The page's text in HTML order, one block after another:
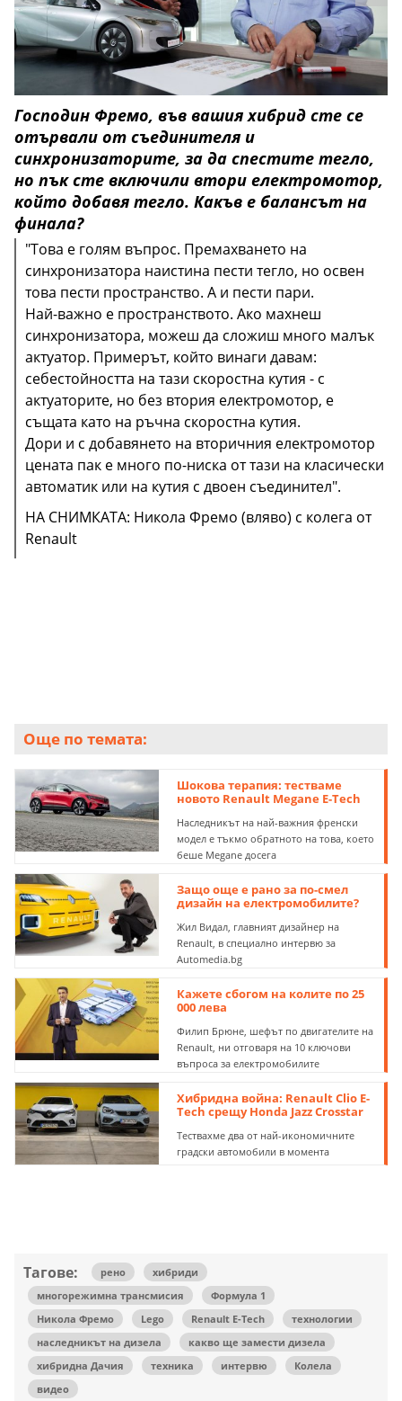
Господин Фремо, във вашия хибрид сте се
отървали от съединителя и
синхронизаторите, за да спестите тегло,
но пък сте включили втори електромотор,
който добавя тегло. Какъв е балансът на
финала?
"Това е голям въпрос. Премахването на
синхронизатора наистина пести тегло, но освен
това пести пространство. А и пести пари.
Най-важно е пространството. Ако махнеш
синхронизатора, можеш да сложиш много малък
актуатор. Примерът, който винаги давам:
себестойността на тази скоростна кутия - с
актуаторите, но без втория електромотор, е
същата като на ръчна скоростна кутия.
Дори и с добавянето на вторичния електромотор
цената пак е много по-ниска от тази на класически
автоматик или на кутия с двоен съединител".
НА СНИМКАТА: Никола Фремо (вляво) с колега от
Renault
НА СНИМКАТА: концептът Eolab отпреди 8 години -
една от междинните стъпки към днешните
серийни хибриди на Renault
Още по темата:
Шокова терапия: тестваме
новото Renault Megane E-Tech
Наследникът на най-важния френски
модел е тъкмо обратното на това, което
беше Megane досега
Защо още е рано за по-смел
дизайн на електромобилите?
Жил Видал, главният дизайнер на
Renault, в специално интервю за
Automedia.bg
Кажете сбогом на колите по 25
000 лева
Филип Брюне, шефът по двигателите на
Renault, ни отговаря на 10 ключови
въпроса за електромобилите
Хибридна война: Renault Clio E-
Tech срещу Honda Jazz Crosstar
Тествахме два от най-икономичните
градски автомобили в момента
Тагове: рено
хибриди
многорежимна трансмисия
Формула 1
Никола Фремо
Lego Renault E-Tech
технологии
наследникът на дизела
какво ще замести дизела
хибридна Дачия
техника интервю
Колела
видео